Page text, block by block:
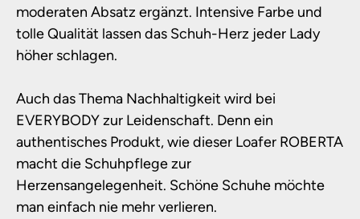
moderaten Absatz ergänzt. Intensive Farbe und
tolle Qualität lassen das Schuh-Herz jeder Lady
höher schlagen.
Auch das Thema Nachhaltigkeit wird bei
EVERYBODY zur Leidenschaft. Denn ein
authentisches Produkt, wie dieser Loafer ROBERTA
macht die Schuhpflege zur
Herzensangelegenheit. Schöne Schuhe möchte
man einfach nie mehr verlieren.